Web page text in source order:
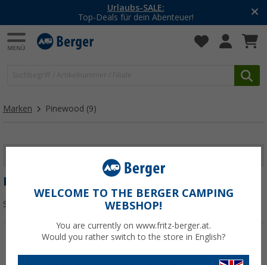
Urlaubs-SALE:
Top-Deals für dein Abenteuer!
Marken Pinewood (9)
PINEWOOD
Sortieren:
WELCOME TO THE BERGER CAMPING
WEBSHOP!
You are currently on www.fritz-berger.at.
Would you rather switch to the store in English?